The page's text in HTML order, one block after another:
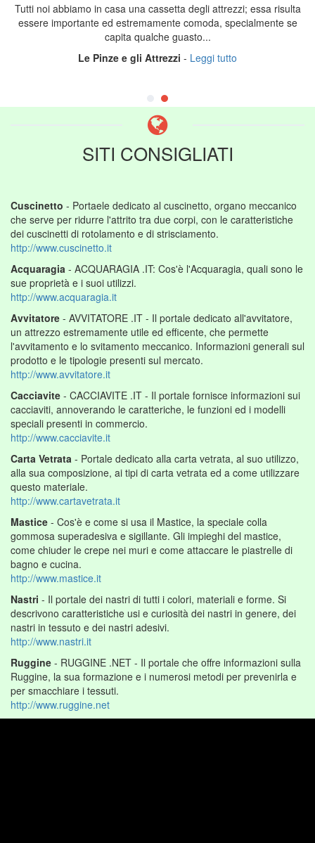
Tutti noi abbiamo in casa una cassetta degli attrezzi; essa risulta
essere importante ed estremamente comoda, specialmente se
capita qualche guasto...
Le Pinze e gli Attrezzi - Leggi tutto
SITI CONSIGLIATI
Cuscinetto - Portaele dedicato al cuscinetto, organo meccanico
che serve per ridurre l'attrito tra due corpi, con le caratteristiche
dei cuscinetti di rotolamento e di strisciamento.
http://www.cuscinetto.it
Acquaragia - ACQUARAGIA .IT: Cos'è l'Acquaragia, quali sono le
sue proprietà e i suoi utilizzi.
http://www.acquaragia.it
Avvitatore - AVVITATORE .IT - Il portale dedicato all'avvitatore,
un attrezzo estremamente utile ed efficente, che permette
l'avvitamento e lo svitamento meccanico. Informazioni generali sul
prodotto e le tipologie presenti sul mercato.
http://www.avvitatore.it
Cacciavite - CACCIAVITE .IT - Il portale fornisce informazioni sui
cacciaviti, annoverando le caratteriche, le funzioni ed i modelli
speciali presenti in commercio.
http://www.cacciavite.it
Carta Vetrata - Portale dedicato alla carta vetrata, al suo utilizzo,
alla sua composizione, ai tipi di carta vetrata ed a come utilizzare
questo materiale.
http://www.cartavetrata.it
Mastice - Cos'è e come si usa il Mastice, la speciale colla
gommosa superadesiva e sigillante. Gli impieghi del mastice,
come chiuder le crepe nei muri e come attaccare le piastrelle di
bagno e cucina.
http://www.mastice.it
Nastri - Il portale dei nastri di tutti i colori, materiali e forme. Si
descrivono caratteristiche usi e curiosità dei nastri in genere, dei
nastri in tessuto e dei nastri adesivi.
http://www.nastri.it
Ruggine - RUGGINE .NET - Il portale che offre informazioni sulla
Ruggine, la sua formazione e i numerosi metodi per prevenirla e
per smacchiare i tessuti.
http://www.ruggine.net